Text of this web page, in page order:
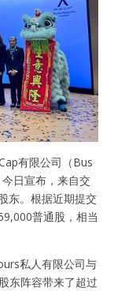
有限公司（Bus
日宣布，来自交
东。根据近期提交
普通股，相当
私人有限公司与
东阵容带来了超过